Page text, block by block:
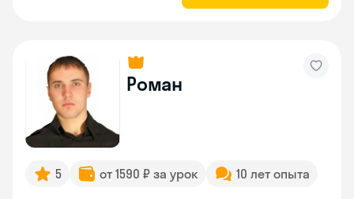
Роман
5 от 1590 ₽ за урок 10 лет опыта